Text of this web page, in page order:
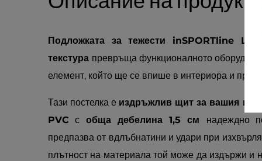
Подложката за тежести inSPORTline
текстура превръща функционалното
елемент, който ще се впише в интериора и
Тази постелка е издръжлив щит за вашия под
PVC с обща дебелина 1,5 см надеждно
предпазва от вдлъбнатини и удари при
плътност на материала той може да издържи и